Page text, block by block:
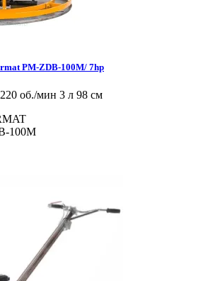
PM-ZDB-100M/ 7hp
об./мин 3 л 98 см
100M